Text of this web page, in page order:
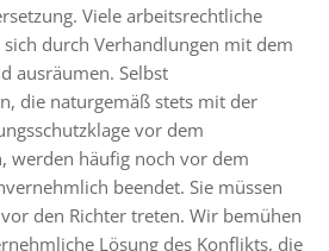
Viele arbeitsrechtliche
sich durch Verhandlungen mit dem
ausräumen. Selbst
die naturgemäß stets mit der
vor dem
werden häufig noch vor dem
beendet. Sie müssen
den Richter treten. Wir bemühen
Lösung des Konflikts, die